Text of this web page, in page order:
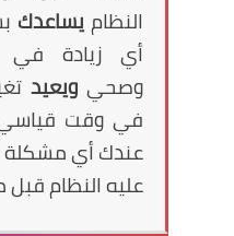
النظاميساعدك
أي زيادة في
وصحيويعيد
في وقت
عندك أي مشكلة
عليه النظام قبل